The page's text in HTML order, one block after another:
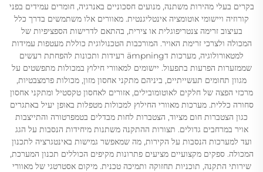
בקרים בעלי מהירות משתנה, מנועים חסכוניים באנרגיה, חומרים עמידים בפני
קורוזיה ויישומי אוטומציה אינטליגנטית. מאוורים אלו משתמשים בדרך כלל
בעיצוב זרימה צנטריפוגלית או צירית, בהתאם לדרישות הספציפיות של
המכולה ולצרכי זרימת האויר. המורכבות הטכנולוגית כוללת מעטפות עמידות
למטאורולוגיה, מערכות דämpning רעידות ותכונות להפחתת רעשים
שממזערות הפרעות בתפעול. יישומים למאוורי חילוץ במכולות מתפשטים על
מגוון תחומים תעשייתיים, ביניהם מתקני אחסון מזון, מכולות פרמצבטיות,
מרכזי הפצה של חלקים לאוטומובילים, אזורים לאחסון טקסטיל ומתקני אחסון
סחורה כללית. מערכות מאוורי החילוץ למכולות מטפלות באופן יעיל באתגרים
כגון הצטברות חום מציוד, הצטברות לחות מבדלים בטמפרטורה והתייצבות
אויר במרחבים גדולים. תצורות ההתקנה משתנות מיחידות הנסבות על הגג
ועד למערכות הנסבות על הקירות, מה שמאפשר גמישות באינטגרציה לתכנון
המכולה. ספקים מקצועיים מציעים פתרונות מקיפים הכוללים תכנון המערכת,
שירותי התקנה, תוכניות תחזוקה ותמיכה טכנית. מיקום אסטרטגי של מאוורי